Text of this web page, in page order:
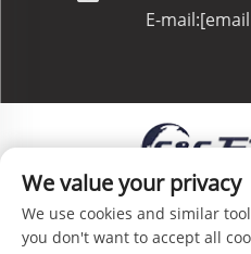
E-mail:
Direitos Autorais © C&C
Limited Todos os Direitos
We value your privacy
We use cookies and similar
you don't want to accept all